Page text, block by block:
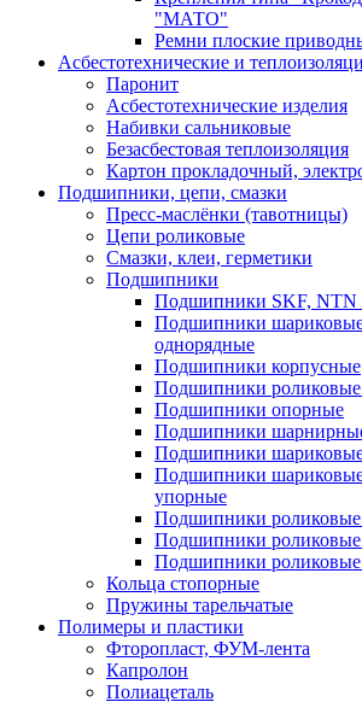
"МАТО"
Ремни плоские
Асбестотехнические и
Паронит
Асбестотехнические изделия
Набивки сальниковые
Безасбестовая теплоизоляция
Картон прокладочный,
Подшипники, цепи, смазки
Пресс-маслёнки (тавотницы)
Цепи роликовые
Смазки, клеи, герметики
Подшипники
Подшипники SKF, NTN
Подшипники
однорядные
Подшипники корпусные
Подшипники роликовые
Подшипники опорные
Подшипники
Подшипники шариковые
Подшипники шариковые
упорные
Подшипники роликовые
Подшипники роликовые
Подшипники роликовые
Кольца стопорные
Пружины тарельчатые
Полимеры и пластики
Фторопласт, ФУМ-лента
Капролон
Полиацеталь